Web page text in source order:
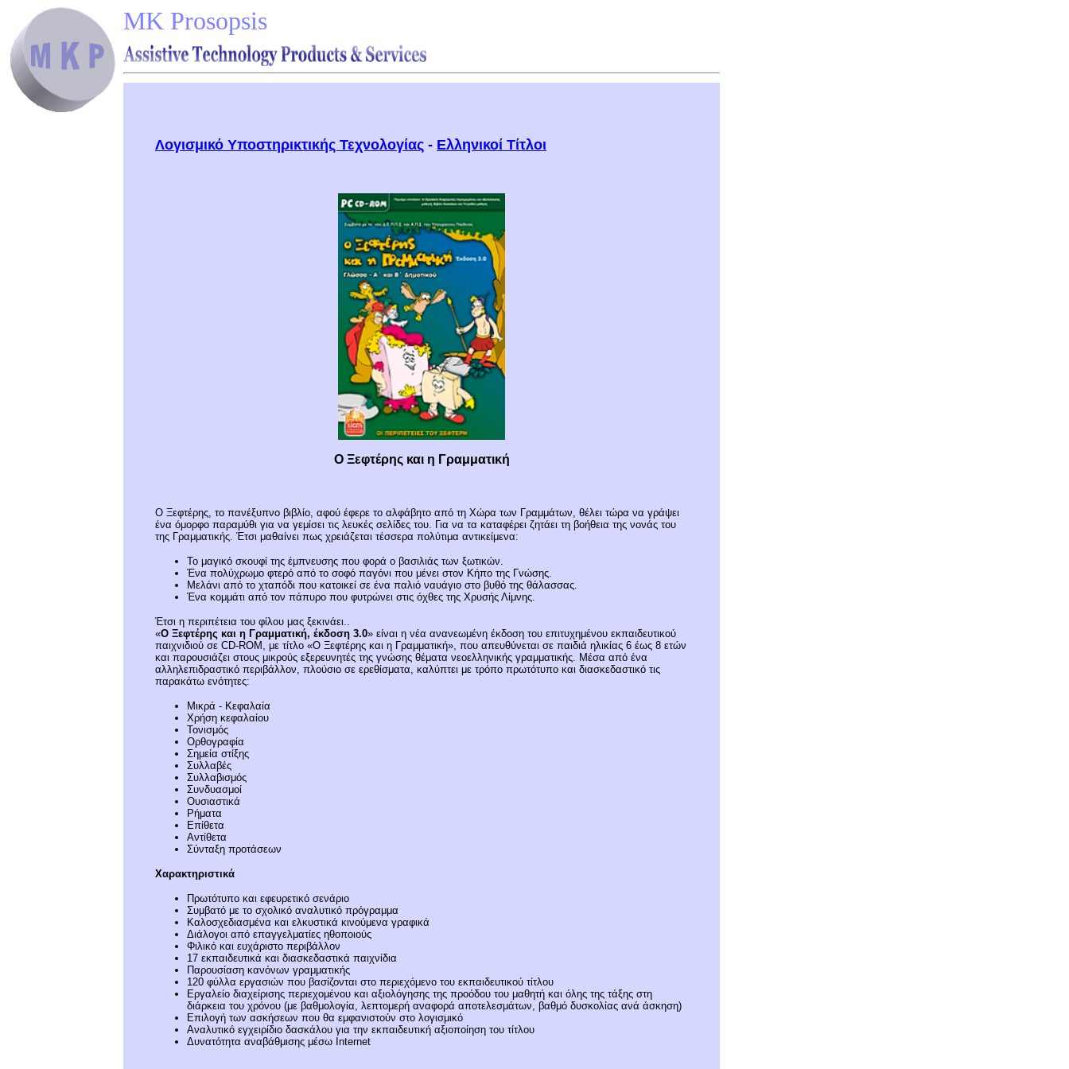
MK Prosopsis
Λογισμικό Υποστηρικτικής Τεχνολογίας - Ελληνικοί Τίτλοι
Ο Ξεφτέρης και η Γραμματική
Ο Ξεφτέρης, το πανέξυπνο βιβλίο, αφού έφερε το αλφάβητο από τη Χώρα των Γραμμάτων, θέλει τώρα να γράψει
ένα όμορφο παραμύθι για να γεμίσει τις λευκές σελίδες του. Για να τα καταφέρει ζητάει τη βοήθεια της νονάς του
της Γραμματικής. Έτσι μαθαίνει πως χρειάζεται τέσσερα πολύτιμα αντικείμενα:
Το μαγικό σκουφί της έμπνευσης που φορά ο βασιλιάς των ξωτικών.
Ένα πολύχρωμο φτερό από το σοφό παγόνι που μένει στον Κήπο της Γνώσης.
Μελάνι από το χταπόδι που κατοικεί σε ένα παλιό ναυάγιο στο βυθό της θάλασσας.
Ένα κομμάτι από τον πάπυρο που φυτρώνει στις όχθες της Χρυσής Λίμνης.
Έτσι η περιπέτεια του φίλου μας ξεκινάει..
«Ο Ξεφτέρης και η Γραμματική, έκδοση 3.0» είναι η νέα ανανεωμένη έκδοση του επιτυχημένου εκπαιδευτικού
παιχνιδιού σε CD-ROM, με τίτλο «Ο Ξεφτέρης και η Γραμματική», που απευθύνεται σε παιδιά ηλικίας 6 έως 8 ετών
και παρουσιάζει στους μικρούς εξερευνητές της γνώσης θέματα νεοελληνικής γραμματικής. Μέσα από ένα
αλληλεπιδραστικό περιβάλλον, πλούσιο σε ερεθίσματα, καλύπτει με τρόπο πρωτότυπο και διασκεδαστικό τις
παρακάτω ενότητες:
Μικρά - Κεφαλαία
Χρήση κεφαλαίου
Τονισμός
Ορθογραφία
Σημεία στίξης
Συλλαβές
Συλλαβισμός
Συνδυασμοί
Ουσιαστικά
Ρήματα
Επίθετα
Αντίθετα
Σύνταξη προτάσεων
Χαρακτηριστικά
Πρωτότυπο και εφευρετικό σενάριο
Συμβατό με το σχολικό αναλυτικό πρόγραμμα
Καλοσχεδιασμένα και ελκυστικά κινούμενα γραφικά
Διάλογοι από επαγγελματίες ηθοποιούς
Φιλικό και ευχάριστο περιβάλλον
17 εκπαιδευτικά και διασκεδαστικά παιχνίδια
Παρουσίαση κανόνων γραμματικής
120 φύλλα εργασιών που βασίζονται στο περιεχόμενο του εκπαιδευτικού τίτλου
Εργαλείο διαχείρισης περιεχομένου και αξιολόγησης της προόδου του μαθητή και όλης της τάξης στη
διάρκεια του χρόνου (με βαθμολογία, λεπτομερή αναφορά αποτελεσμάτων, βαθμό δυσκολίας ανά άσκηση)
Επιλογή των ασκήσεων που θα εμφανιστούν στο λογισμικό
Αναλυτικό εγχειρίδιο δασκάλου για την εκπαιδευτική αξιοποίηση του τίτλου
Δυνατότητα αναβάθμισης μέσω Ιnternet